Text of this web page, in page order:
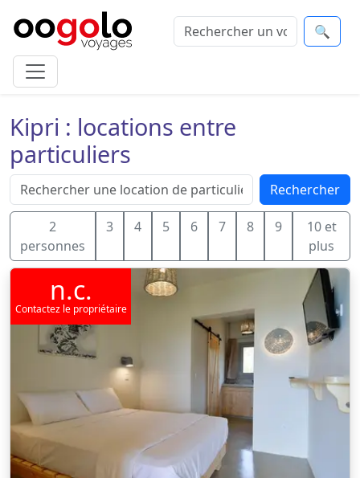
🔍
Kipri : locations entre
particuliers
Rechercher
2
personnes
3 4 5 6 7 8 9
10 et
plus
n.c.
Contactez le propriétaire